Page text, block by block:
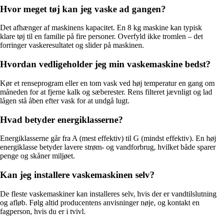
Hvor meget tøj kan jeg vaske ad gangen?
Det afhænger af maskinens kapacitet. En 8 kg maskine kan typisk
klare tøj til en familie på fire personer. Overfyld ikke tromlen – det
forringer vaskeresultatet og slider på maskinen.
Hvordan vedligeholder jeg min vaskemaskine bedst?
Kør et renseprogram eller en tom vask ved høj temperatur en gang om
måneden for at fjerne kalk og sæberester. Rens filteret jævnligt og lad
lågen stå åben efter vask for at undgå lugt.
Hvad betyder energiklasserne?
Energiklasserne går fra A (mest effektiv) til G (mindst effektiv). En høj
energiklasse betyder lavere strøm- og vandforbrug, hvilket både sparer
penge og skåner miljøet.
Kan jeg installere vaskemaskinen selv?
De fleste vaskemaskiner kan installeres selv, hvis der er vandtilslutning
og afløb. Følg altid producentens anvisninger nøje, og kontakt en
fagperson, hvis du er i tvivl.